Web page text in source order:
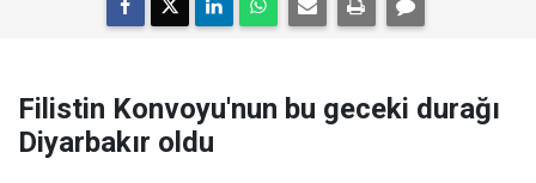
Filistin Konvoyu'nun bu geceki durağı
Diyarbakır oldu